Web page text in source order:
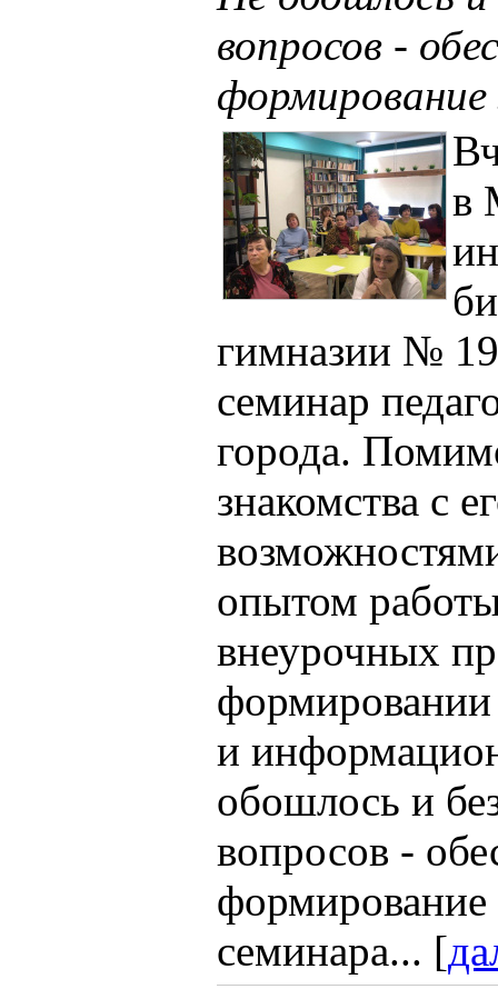
вопросов -
формирование
в
гимназии №
семинар
города.
знакомства с
опытом
внеурочных
формировании
и
обошлось и
вопросов -
формирование
семинара... [